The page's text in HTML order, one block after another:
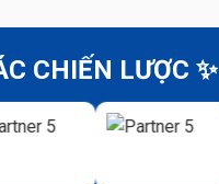
CHIẾN LƯỢC ✨